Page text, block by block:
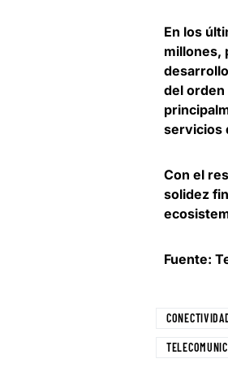
En los
millones,
del orden
servicios
Con el
solidez
Fuente: